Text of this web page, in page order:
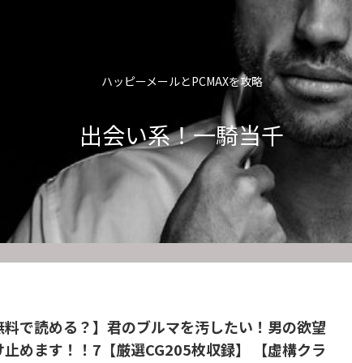
ハッピーメールとPCMAXを攻略
出会い系！一騎当千
料で読める？】君のブルマを汚したい！男の欲望
止めます！！7【厳選CG205枚収録】 【虚構クラ